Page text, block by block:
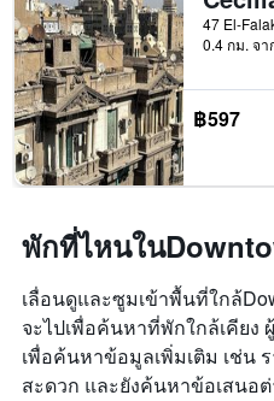
0.4 กม. จา
฿597
พักที่ไหนใน
เลื่อนดูและซูมเข้าพื้นที่ใกล้
จะไปเพื่อค้นหาที่พักใกล้เคียง
เพื่อค้นหาข้อมูลเพิ่มเติม เช่น
สะดวก และยังค้นหาข้อเสนอ